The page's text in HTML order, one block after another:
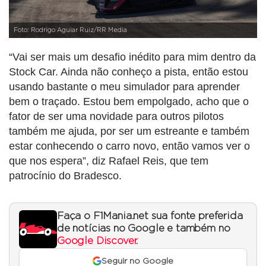
Foto: Rodrigo Aguiar Ruiz/RR Media
“Vai ser mais um desafio inédito para mim dentro da
Stock Car. Ainda não conheço a pista, então estou
usando bastante o meu simulador para aprender
bem o traçado. Estou bem empolgado, acho que o
fator de ser uma novidade para outros pilotos
também me ajuda, por ser um estreante e também
estar conhecendo o carro novo, então vamos ver o
que nos espera”, diz Rafael Reis, que tem
patrocínio do Bradesco.
Faça o F1Mania.net sua fonte preferida
de notícias no Google e também no
Google Discover.
Seguir no Google